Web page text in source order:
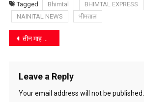
Tagged Bhimtal BHIMTAL EXPRESS
NAINITAL NEWS
भीमताल
Post
तीन माह से वेतन को तरस रहे औपबंधिक शिक्षक, सीईओ से मिले प्रतिनिधि
Leave a Reply
Your email address will not be published.